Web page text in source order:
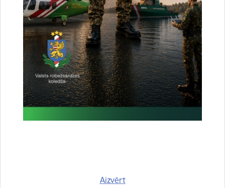
Aizvērt
pieprasījuma līmeni.
1 minūte
_gid
Statistikas sīkdatnes (nepieciešamas, lai
uzlabotu vietnes darbību un
24 stundas